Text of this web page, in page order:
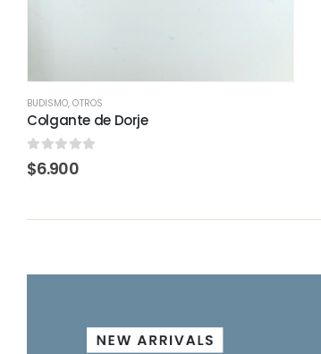
BUDISMO,OTROS
Colgante de Dorje
0out of 5
$6.900